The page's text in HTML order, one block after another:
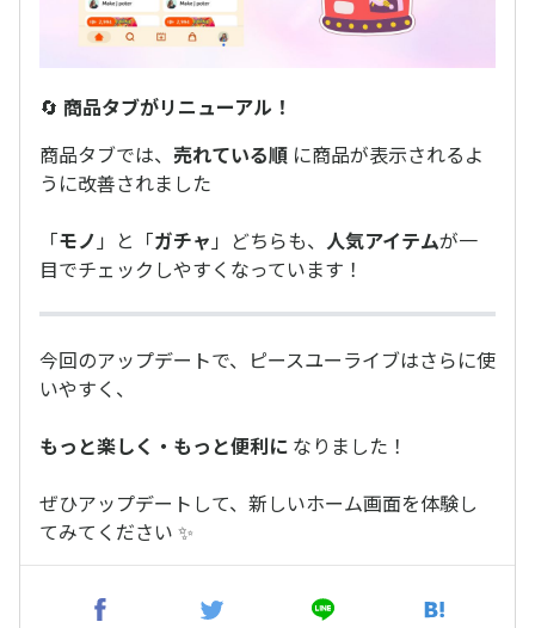
🔄 商品タブがリニューアル！
商品タブでは、 売れている順 に商品が表示されるよ
うに改善されました
「モノ 」と「ガチャ 」どちらも、 人気アイテムが一
目でチェックしやすくなっています！
今回のアップデートで、ピースユーライブはさらに使
いやすく、
もっと楽しく・もっと便利に なりました！
ぜひアップデートして、新しいホーム画面を体験し
てみてください ✨